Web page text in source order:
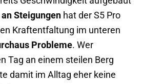
Steigungen hat der S5 Pro
Kraftentfaltung im unteren
Probleme. Wer
Tag an einem steilen Berg
damit im Alltag eher keine